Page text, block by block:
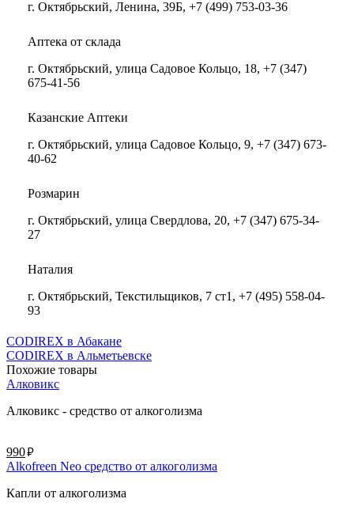
г. Октябрьский, Ленина, 39Б, +7 (499) 753-03-36
Аптека от склада
г. Октябрьский, улица Садовое Кольцо, 18, +7 (347)
675-41-56
Казанские Аптеки
г. Октябрьский, улица Садовое Кольцо, 9, +7 (347) 673-
40-62
Розмарин
г. Октябрьский, улица Свердлова, 20, +7 (347) 675-34-
27
Наталия
г. Октябрьский, Текстильщиков, 7 ст1, +7 (495) 558-04-
93
CODIREX в Абакане
CODIREX в Альметьевске
Похожие товары
Алковикс
Алковикс - средство от алкоголизма
990руб.
Alkofreen Neo средство от алкоголизма
Капли от алкоголизма